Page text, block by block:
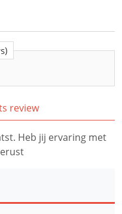
review
Heb jij ervaring met